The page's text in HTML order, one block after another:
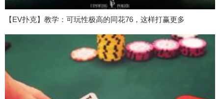
【EV扑克】教学：可玩性极高的同花76，这样打赢更多